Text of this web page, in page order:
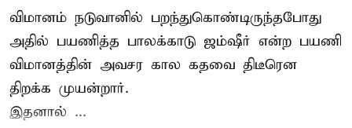
விமானம் நடுவானில் பறந்துகொண்டிருந்தபோது
அதில் பயணித்த பாலக்காடு ஜம்ஷீர் என்ற பயணி
விமானத்தின் அவசர கால கதவை திடீரென
திறக்க முயன்றார்.
இதனால் ...